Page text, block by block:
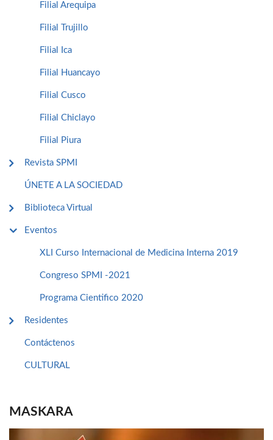
Filial Arequipa
Filial Trujillo
Filial Ica
Filial Huancayo
Filial Cusco
Filial Chiclayo
Filial Piura
Revista SPMI
ÚNETE A LA SOCIEDAD
Biblioteca Virtual
Eventos
XLI Curso Internacional de Medicina Interna 2019
Congreso SPMI -2021
Programa Cientifico 2020
Residentes
Contáctenos
CULTURAL
MASKARA